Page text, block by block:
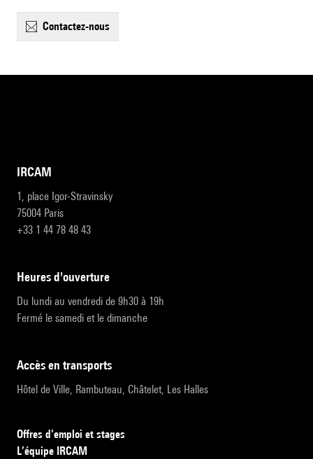
contactez-nous
IRCAM
1, place Igor-Stravinsky
75004 Paris
+33 1 44 78 48 43
heures d'ouverture
Du lundi au vendredi de 9h30 à 19h
Fermé le samedi et le dimanche
accès en transports
Hôtel de Ville, Rambuteau, Châtelet, Les Halles
Offres d’emploi et stages
L’équipe IRCAM